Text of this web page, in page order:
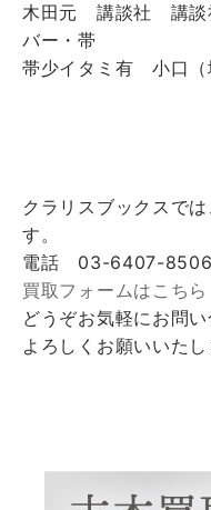
木田元 講談社 講談
バー・帯
帯少イタミ有 小口（
クラリスブックスで
す。
電話 03-6407-8506
買取フォームはこちら
どうぞお気軽にお問い
よろしくお願いいたし